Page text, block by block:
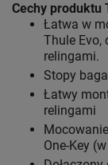
Cechy produktu
Łatwa w
Thule Evo,
relingami.
Stopy
Łatwy
relingami
One-Key